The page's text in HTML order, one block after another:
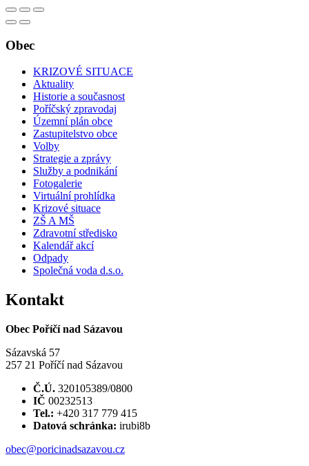
Obec
KRIZOVÉ SITUACE
Aktuality
Historie a současnost
Poříčský zpravodaj
Územní plán obce
Zastupitelstvo obce
Volby
Strategie a zprávy
Služby a podnikání
Fotogalerie
Virtuální prohlídka
Krizové situace
ZŠ A MŠ
Zdravotní středisko
Kalendář akcí
Odpady
Společná voda d.s.o.
Kontakt
Obec Poříčí nad Sázavou
Sázavská 57
257 21 Poříčí nad Sázavou
Č.Ú. 320105389/0800
IČ 00232513
Tel.: +420 317 779 415
Datová schránka: irubi8b
obec@poricinadsazavou.cz